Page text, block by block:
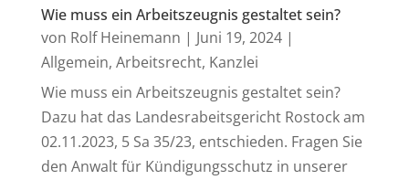
Wie muss ein Arbeitszeugnis gestaltet sein?
von Rolf Heinemann | Juni 19, 2024|
Allgemein, Arbeitsrecht, Kanzlei
Wie muss ein Arbeitszeugnis gestaltet sein?
Dazu hat das Landesrabeitsgericht Rostock am
02.11.2023, 5 Sa 35/23, entschieden. Fragen Sie
den Anwalt für Kündigungsschutz in unserer